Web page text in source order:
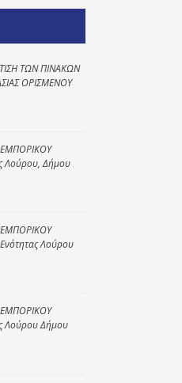
ΤΩΝ ΠΙΝΑΚΩΝ
ΟΡΙΣΜΕΝΟΥ
ΕΜΠΟΡΙΚΟΥ
Λούρου, Δήμου
ΕΜΠΟΡΙΚΟΥ
Λούρου
ΕΜΠΟΡΙΚΟΥ
Λούρου Δήμου